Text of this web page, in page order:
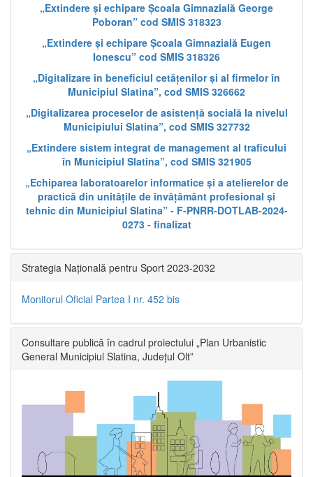
„Extindere și echipare Școala Gimnazială George
Poboran” cod SMIS 318323
„Extindere și echipare Școala Gimnazială Eugen
Ionescu” cod SMIS 318326
„Digitalizare în beneficiul cetățenilor și al firmelor în
Municipiul Slatina”, cod SMIS 326662
„Digitalizarea proceselor de asistență socială la nivelul
Municipiului Slatina”, cod SMIS 327732
„Extindere sistem integrat de management al traficului
în Municipiul Slatina”, cod SMIS 321905
„Echiparea laboratoarelor informatice și a atelierelor de
practică din unitățile de învățământ profesional și
tehnic din Municipiul Slatina” - F-PNRR-DOTLAB-2024-
0273 - finalizat
Strategia Națională pentru Sport 2023-2032
Monitorul Oficial Partea I nr. 452 bis
Consultare publică în cadrul proiectului „Plan Urbanistic
General Municipiul Slatina, Județul Olt”